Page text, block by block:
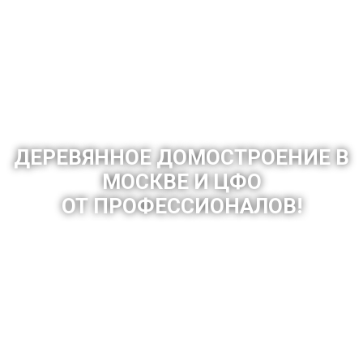
ДЕРЕВЯННОЕ ДОМОСТРОЕНИЕ В
МОСКВЕ И ЦФО
ОТ ПРОФЕССИОНАЛОВ!